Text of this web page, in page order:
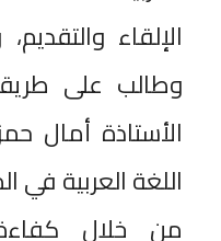
الإلقاء
وطالب على
الأستاذة أمال
اللغة العربية في
من خلال